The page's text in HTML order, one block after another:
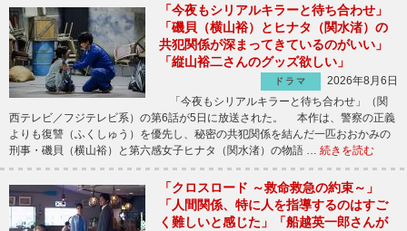
「今夜もシリアルキラーと待ち合わせ」
「磯貝（横山裕）とヒナタ（関水渚）の
共犯関係が深まってきているのがいい」
「縦山裕二さんのグッズ欲しい」
ドラマ
2026年8月6日
「今夜もシリアルキラーと待ち合わせ」（関
西テレビ／フジテレビ系）の第6話が5日に放送された。 本作は、警察の正義
よりも復讐（ふくしゅう）を優先し、秘密の共犯関係を結んだ一匹おおかみの
刑事・磯貝（横山裕）と第六感女子ヒナタ（関水渚）の物語 … 続きを読む
「クロスロード ～救命救急の約束～」
「人間関係、特に人を指導するのはすご
く難しいと感じた」「船越英一郎さんが